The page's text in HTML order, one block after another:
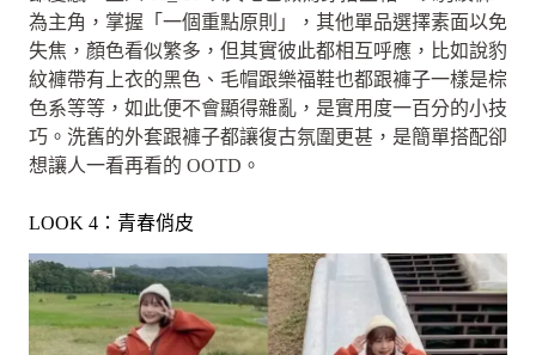
為主角，掌握「一個重點原則」，其他單品選擇素面以免
失焦，顏色看似繁多，但其實彼此都相互呼應，比如說豹
紋褲帶有上衣的黑色、毛帽跟樂福鞋也都跟褲子一樣是棕
色系等等，如此便不會顯得雜亂，是實用度一百分的小技
巧。洗舊的外套跟褲子都讓復古氛圍更甚，是簡單搭配卻
想讓人一看再看的 OOTD。
LOOK 4：青春俏皮